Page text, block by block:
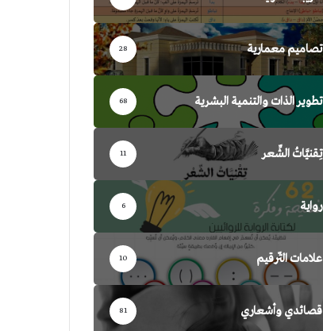
تصاميم معمارية 28
تطوير الذات والتنمية البشرية 68
تِقنيَّاتُ الشِّعر 11
رواية 6
علامات التّرقيم 10
قصائدي وأشعاري 81